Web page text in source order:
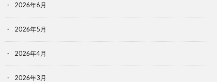
2026年6月
2026年5月
2026年4月
2026年3月